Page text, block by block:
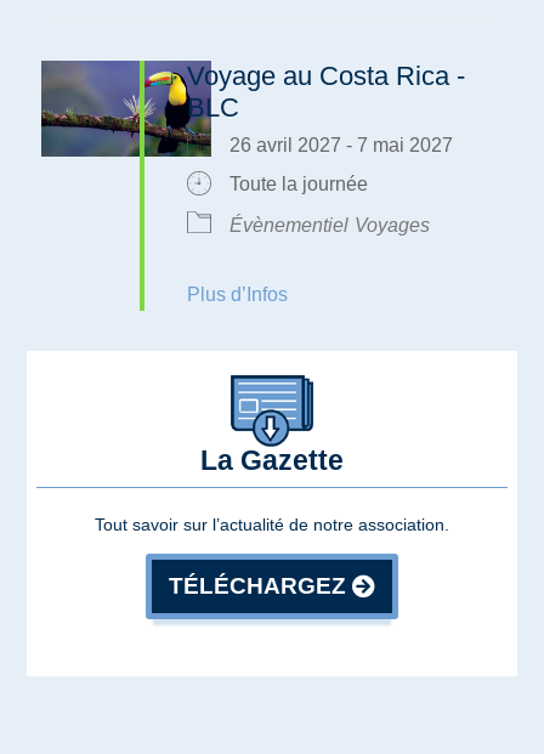
Voyage au Costa Rica -
BLC
26 avril 2027 - 7 mai 2027
Toute la journée
Évènementiel Voyages
Plus d’Infos
La Gazette
Tout savoir sur l’actualité de notre association.
TÉLÉCHARGEZ